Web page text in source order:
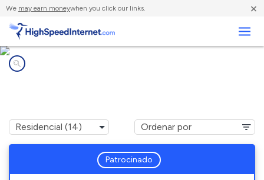
We may earn moneywhen you click our links. ×
Patrocinado